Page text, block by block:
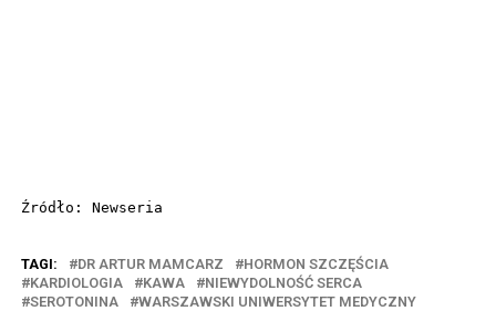
Źródło: Newseria
TAGI: DR ARTUR MAMCARZ
HORMON SZCZĘŚCIA
KARDIOLOGIA
KAWA
NIEWYDOLNOŚĆ SERCA
SEROTONINA
WARSZAWSKI UNIWERSYTET MEDYCZNY